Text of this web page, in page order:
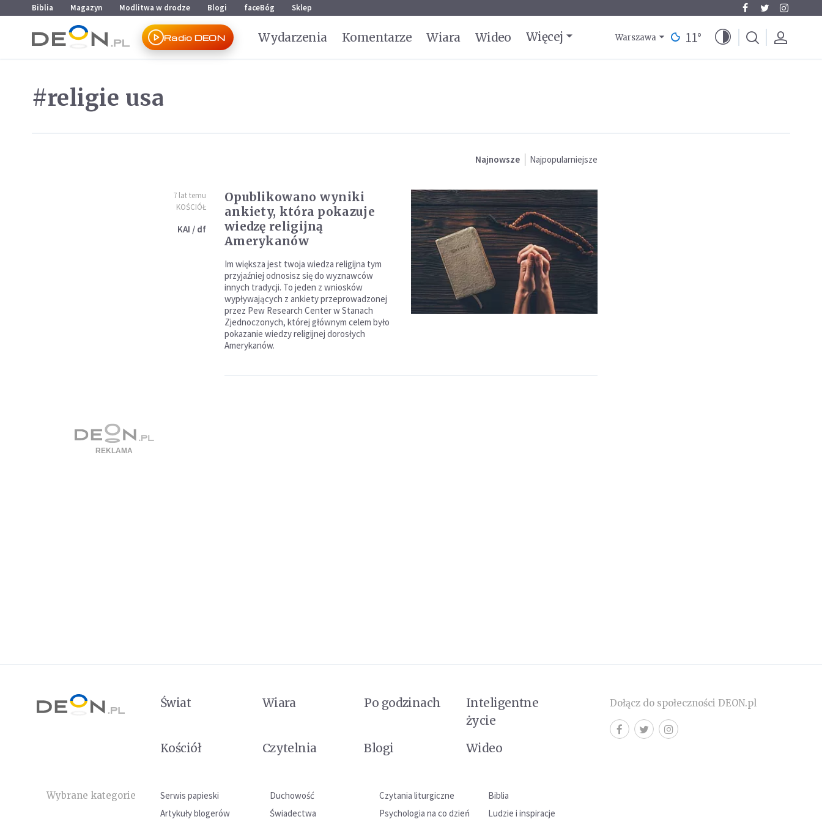
Przejdź do menu głównego
Przejdź do treści
Biblia Magazyn Modlitwa w drodze Blogi faceBóg Sklep
Radio DEON Wydarzenia Komentarze Wiara Wideo Więcej Warszawa 11°
#religie usa
Najnowsze Najpopularniejsze
7 lat temu
KOŚCIÓŁ
KAI / df
Opublikowano wyniki
ankiety, która pokazuje
wiedzę religijną
Amerykanów
Im większa jest twoja wiedza religijna tym
przyjaźniej odnosisz się do wyznawców
innych tradycji. To jeden z wniosków
wypływających z ankiety przeprowadzonej
przez Pew Research Center w Stanach
Zjednoczonych, której głównym celem było
pokazanie wiedzy religijnej dorosłych
Amerykanów.
Świat Wiara Po godzinach
Inteligentne
życie
Kościół
Czytelnia Blogi Wideo
Wybrane kategorie Serwis papieski Duchowość Czytania liturgiczne
Biblia
Artykuły blogerów
Świadectwa Psychologia na co dzień Ludzie i inspiracje
Dołącz do społeczności DEON.pl